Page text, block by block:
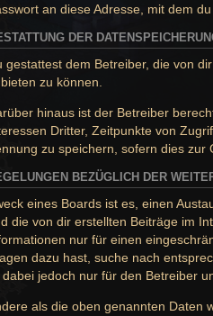
an diese Adresse, mit dem
DER
gestattest dem Betreiber, die von
zu können.
hinaus ist der Betreiber
Dritter, Zeitpunkte von
zu speichern, sofern dies zur
BEZÜGLICH DER
eines Boards ist es, einen
die von dir erstellten Beiträge im
nur für einen
dazu hast, suche nach
dabei jedoch nur für den Betreiber
als die oben genannten Daten